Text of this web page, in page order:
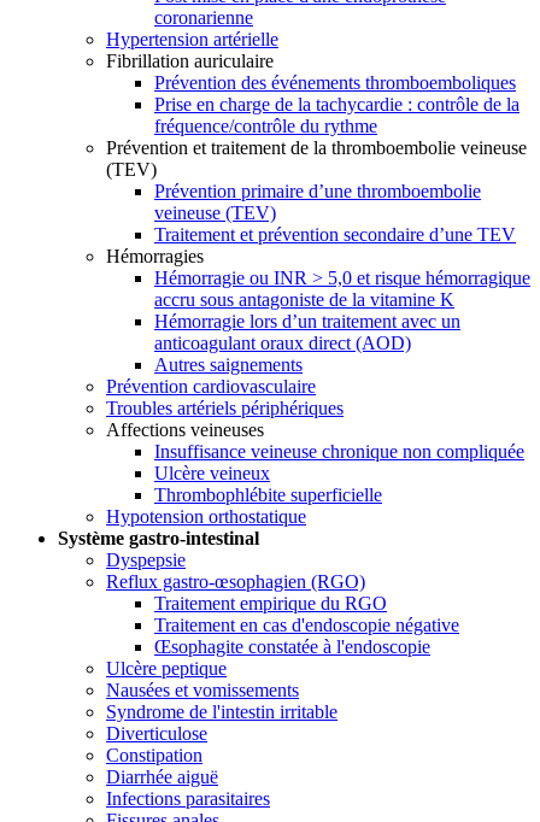
coronarienne
Hypertension artérielle
Fibrillation auriculaire
Prévention des événements thromboemboliques
Prise en charge de la tachycardie : contrôle de la
fréquence/contrôle du rythme
Prévention et traitement de la thromboembolie veineuse
(TEV)
Prévention primaire d’une thromboembolie
veineuse (TEV)
Traitement et prévention secondaire d’une TEV
Hémorragies
Hémorragie ou INR > 5,0 et risque hémorragique
accru sous antagoniste de la vitamine K
Hémorragie lors d’un traitement avec un
anticoagulant oraux direct (AOD)
Autres saignements
Prévention cardiovasculaire
Troubles artériels périphériques
Affections veineuses
Insuffisance veineuse chronique non compliquée
Ulcère veineux
Thrombophlébite superficielle
Hypotension orthostatique
Système gastro-intestinal
Dyspepsie
Reflux gastro-œsophagien (RGO)
Traitement empirique du RGO
Traitement en cas d'endoscopie négative
Œsophagite constatée à l'endoscopie
Ulcère peptique
Nausées et vomissements
Syndrome de l'intestin irritable
Diverticulose
Constipation
Diarrhée aiguë
Infections parasitaires